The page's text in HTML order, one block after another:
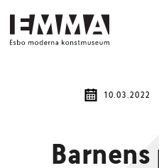
10.03.2022